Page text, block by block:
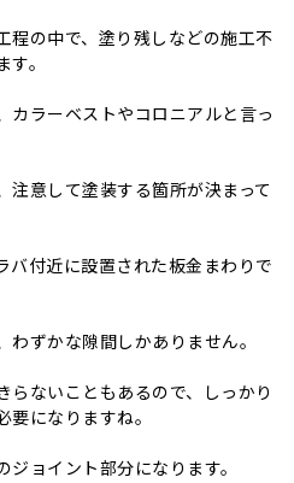
程の中で、塗り残しなどの施工不
。
カラーベストやコロニアルと言っ
注意して塗装する箇所が決まって
バ付近に設置された板金まわりで
ずかな隙間しかありません。
らないこともあるので、しっかり
になりますね。
ョイント部分になります。